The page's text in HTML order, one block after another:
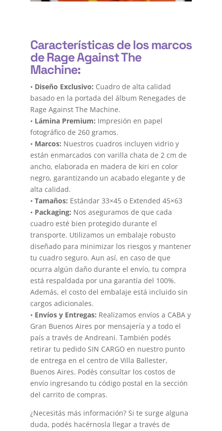
Características de los marcos
de Rage Against The
Machine:
• Diseño Exclusivo: Cuadro de alta calidad
basado en la portada del álbum Renegades de
Rage Against The Machine.
• Lámina Premium: Impresión en papel
fotográfico de 260 gramos.
• Marcos: Nuestros cuadros incluyen vidrio y
están enmarcados con varilla chata de 2 cm de
ancho, elaborada en madera de kiri en color
negro, garantizando un acabado elegante y de
alta calidad.
• Tamaños: Estándar 33×45 o Extended 45×63
• Packaging: Nos aseguramos de que cada
cuadro esté bien protegido durante el
transporte. Utilizamos un embalaje robusto
diseñado para minimizar los riesgos y mantener
tu cuadro seguro. Aun así, en caso de que
ocurra algún daño durante el envío, tu compra
está respaldada por una garantía del 100%.
Además, el costo del embalaje está incluido sin
cargos adicionales.
• Envíos y Entregas: Realizamos envíos a CABA y
Gran Buenos Aires por mensajería y a todo el
país a través de Andreani. También podés
retirar tu pedido SIN CARGO en nuestro punto
de entrega en el centro de Villa Ballester,
Buenos Aires. Podés consultar los costos de
envío ingresando tu código postal en la sección
del carrito de compras.
¿Necesitás más información? Si te surge alguna
duda, podés hacérnosla llegar a través de